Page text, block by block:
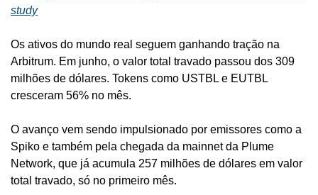
study
Os ativos do mundo real seguem ganhando tração na
Arbitrum. Em junho, o valor total travado passou dos 309
milhões de dólares. Tokens como USTBL e EUTBL
cresceram 56% no mês.
O avanço vem sendo impulsionado por emissores como a
Spiko e também pela chegada da mainnet da Plume
Network, que já acumula 257 milhões de dólares em valor
total travado, só no primeiro mês.